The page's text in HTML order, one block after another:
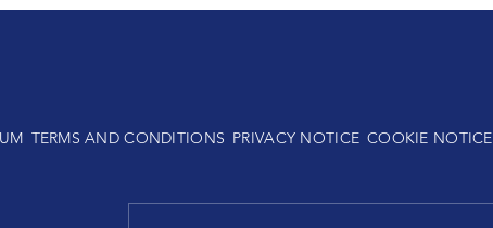
TERMS AND CONDITIONS PRIVACY NOTICE COOKIE NOTICE